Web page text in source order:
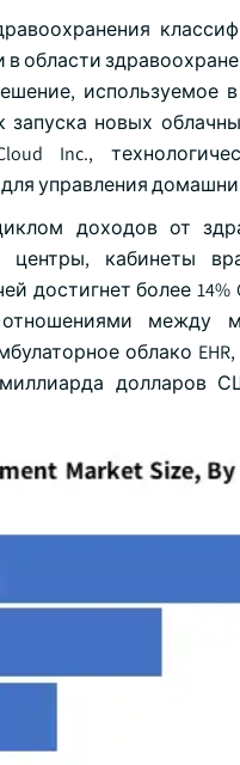
области
используемое в
запуска новых
Inc.,
для управления
доходов от
центры, кабинеты
более 14%
между
облако
долларов